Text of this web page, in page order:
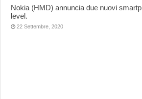
Nokia (HMD) annuncia due nuovi
level.
22 Settembre, 2020